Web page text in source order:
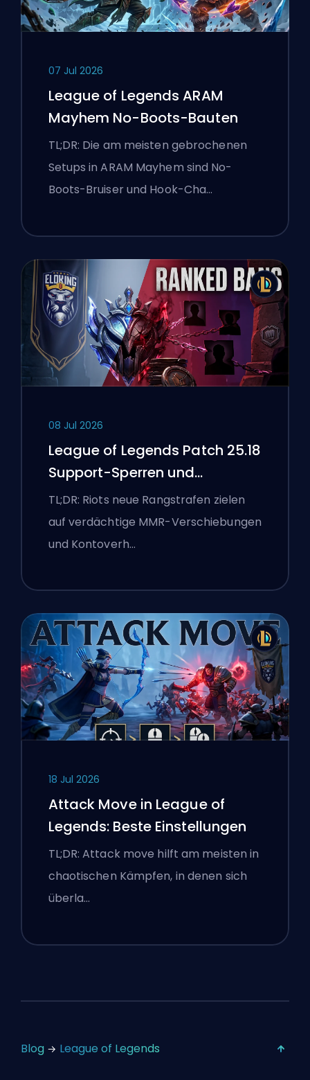
07 Jul 2026
League of Legends ARAM
Mayhem No-Boots-Bauten
TL;DR: Die am meisten gebrochenen
Setups in ARAM Mayhem sind No-
Boots-Bruiser und Hook-Cha…
08 Jul 2026
League of Legends Patch 25.18
Support-Sperren und
Boosting-Flaggen
TL;DR: Riots neue Rangstrafen zielen
auf verdächtige MMR-Verschiebungen
und Kontoverh…
18 Jul 2026
Attack Move in League of
Legends: Beste Einstellungen
TL;DR: Attack move hilft am meisten in
chaotischen Kämpfen, in denen sich
überla…
Blog League of Legends